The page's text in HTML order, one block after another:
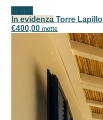
In evidenza Torre Lapillo
€400,00 /notte